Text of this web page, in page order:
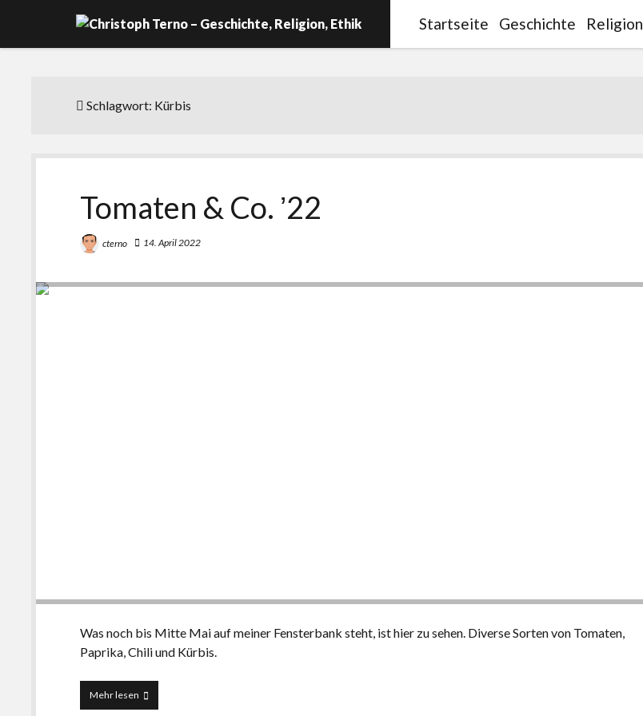
Startseite Geschichte Religion
Schlagwort: Kürbis
Tomaten & Co. ʼ22
cterno 14. April 2022
Was noch bis Mitte Mai auf meiner Fensterbank steht, ist hier zu sehen. Diverse Sorten von Tomaten,
Paprika, Chili und Kürbis.
Mehr lesen Tomaten
&